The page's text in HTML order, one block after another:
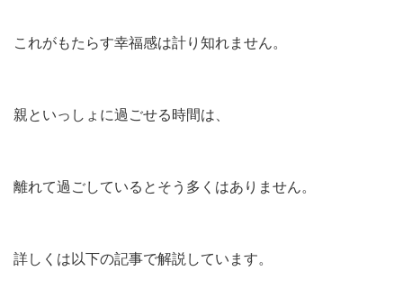
これがもたらす幸福感は計り知れません。
親といっしょに過ごせる時間は、
離れて過ごしているとそう多くはありません。
詳しくは以下の記事で解説しています。